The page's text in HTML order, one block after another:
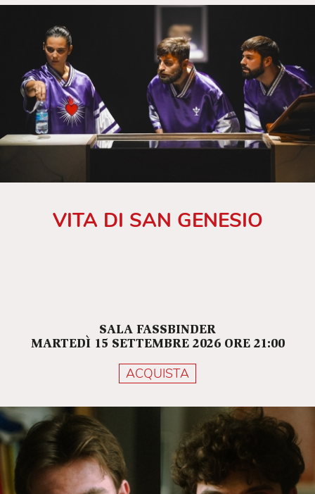
VITA DI SAN GENESIO
SALA FASSBINDER
MARTEDÌ 15 SETTEMBRE 2026 ORE 21:00
ACQUISTA